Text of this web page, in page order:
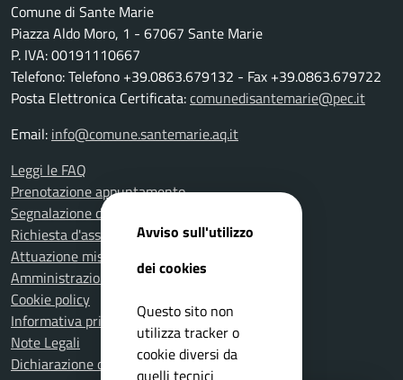
Comune di Sante Marie
Piazza Aldo Moro, 1 - 67067 Sante Marie
P. IVA: 00191110667
Telefono: Telefono +39.0863.679132 - Fax +39.0863.679722
Posta Elettronica Certificata:comunedisantemarie@pec.it
Email: info@comune.santemarie.aq.it
Leggi le FAQ
Prenotazione appuntamento
Segnalazione disservizio
Richiesta d'assistenza
Attuazione misure PNRR
Amministrazione trasparente
Cookie policy
Informativa privacy
Note Legali
Dichiarazione di accessibilità
Avviso sull'utilizzo
dei cookies
Questo sito non
utilizza tracker o
cookie diversi da
quelli tecnici